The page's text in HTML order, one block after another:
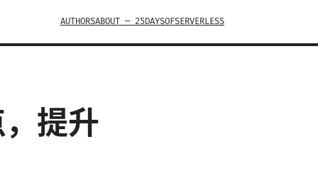
AUTHORSABOUT — 25DAYSOFSERVERLESS
提升